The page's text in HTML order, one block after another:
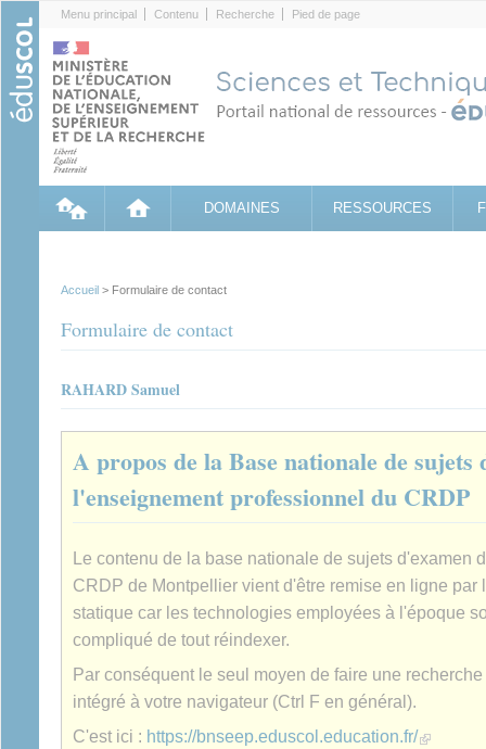
Menu principal Contenu Recherche Pied de page
DOMAINES RESSOURCES
Accueil > Formulaire de contact
Formulaire de contact
RAHARD Samuel
A propos de la Base nationale de sujets
l'enseignement professionnel du CRDP
Le contenu de la base nationale de sujets d'examen
CRDP de Montpellier vient d'être remise en ligne par
statique car les technologies employées à l'époque
compliqué de tout réindexer.
Par conséquent le seul moyen de faire une
intégré à votre navigateur (Ctrl F en général).
C'est ici : https://bnseep.eduscol.education.fr/(link is